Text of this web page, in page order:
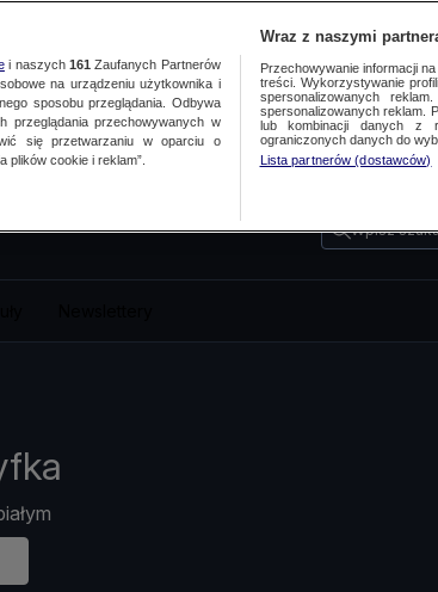
Wpisz
i naszych 161 Zaufanych Partnerów
na urządzeniu użytkownika i
sposobu przeglądania. Odbywa
przeglądania przechowywanych w
się przetwarzaniu w oparciu o
plików cookie i reklam”.
Wraz z naszymi
Przechowywanie informacji
treści. Wykorzystywanie
spersonalizowanych
spersonalizowanych reklam.
lub kombinacji danych z
ograniczonych danych do
Lista partnerów (dostawców)